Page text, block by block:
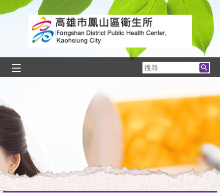
跳到主要內容區塊
搜
尋
:::